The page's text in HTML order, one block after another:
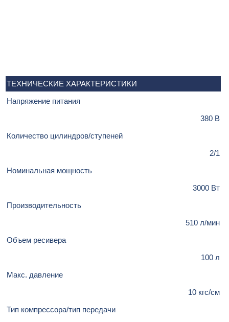
ТЕХНИЧЕСКИЕ ХАРАКТЕРИСТИКИ
Напряжение питания
380 В
Количество цилиндров/ступеней
2/1
Номинальная мощность
3000 Вт
Производительность
510 л/мин
Объем ресивера
100 л
Макс. давление
10 кгс/см
Тип компрессора/тип передачи